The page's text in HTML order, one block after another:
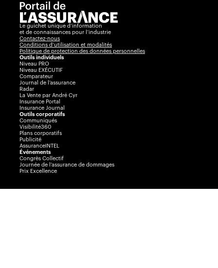
Le guichet unique d’information
et de connaissances pour l’industrie
Contactez-nous
Conditions d’utilisation et modalités
Politique de protection des données personnelles
Outils individuels
Niveau PRO
Niveau EXÉCUTIF
Comparateur
Journal de l’assurance
Radar
La Vente par André Cyr
Insurance Portal
Insurance Journal
Outils corporatifs
Communiqués
Visibilité360
Plans corporatifs
Publicité
AssuranceINTEL
Événements
Congrès Collectif
Journée de l’assurance de dommages
Prix Excellence